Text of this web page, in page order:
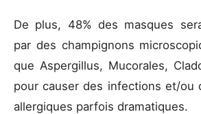
De plus, 48% des masques
par des champignons
que Aspergillus, Mucorales,
pour causer des infections et/ou
allergiques parfois dramatiques.